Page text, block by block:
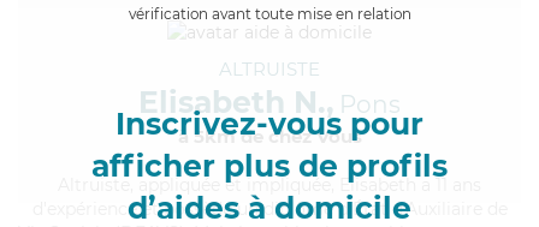
vérification avant toute mise en relation
Inscrivez-vous pour
afficher plus de profils
d’aides à domicile
ALTRUISTE
Elisabeth N., Pons
à 5km de chez Vous
, appliquée et impliquée, Elisabeth a 11 ans
d'expérience et possède un diplôme d'État d'Auxiliaire de